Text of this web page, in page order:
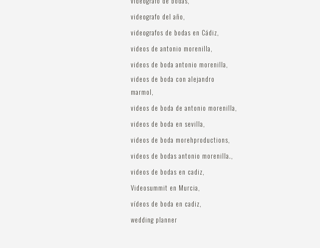
videografo del año
videografos de bodas en Cádiz
videos de antonio morenilla
videos de boda antonio morenilla
videos de boda con alejandro
marmol
videos de boda de antonio morenilla
videos de boda en sevilla
videos de boda morehproductions
videos de bodas antonio morenilla.
videos de bodas en cadiz
Videosummit en Murcia
vídeos de boda en cadiz
wedding planner